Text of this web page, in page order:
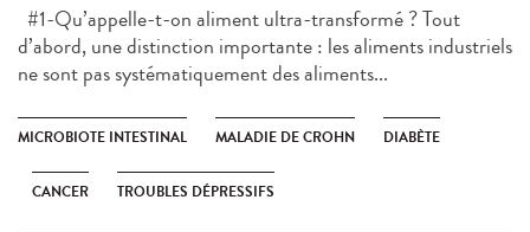
#1-Qu’appelle-t-on aliment ultra-transformé ? Tout
d’abord, une distinction importante : les aliments industriels
ne sont pas systématiquement des aliments...
MICROBIOTE INTESTINAL MALADIE DE CROHN DIABÈTE
CANCER TROUBLES DÉPRESSIFS